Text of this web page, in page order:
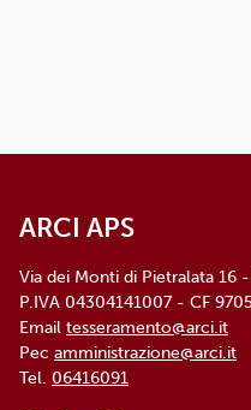
ARCI APS
Via dei Monti di Pietralata 16
P.IVA 04304141007 - CF
Email tesseramento@arci.it
Pec amministrazione@arci.it
Tel. 06416091